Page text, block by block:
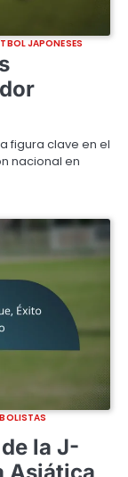
JAPONESES
figura clave en el
nacional en
la J-